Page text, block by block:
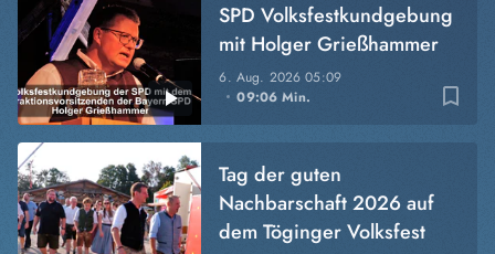
bookmark_border
6. Aug. 202605:09
09:06 Min.
SPD Volksfestkundgebung
mit Holger Grießhammer
Tag der guten
Nachbarschaft 2026 auf
dem Töginger Volksfest